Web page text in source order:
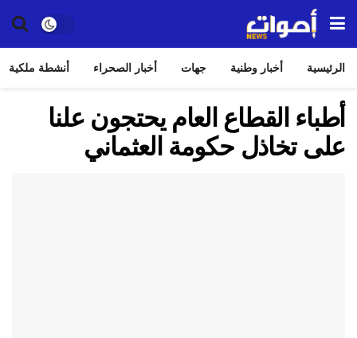
الرئيسية أخبار وطنية جهات أخبار الصحراء أنشطة ملكية
أطباء القطاع العام يحتجون علنا
على تخاذل حكومة العثماني